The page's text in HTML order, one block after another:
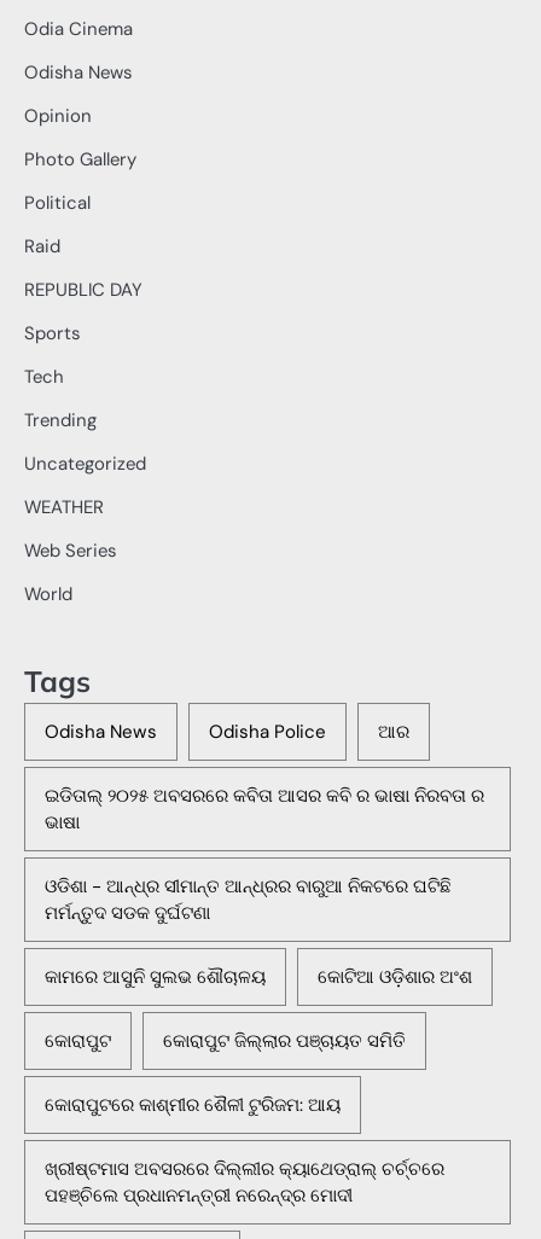
Odia Cinema
Odisha News
Opinion
Photo Gallery
Political
Raid
REPUBLIC DAY
Sports
Tech
Trending
Uncategorized
WEATHER
Web Series
World
Tags
Odisha News Odisha Police ଆର
ଇଡିତାଲ୍ ୨୦୨୫ ଅବସରରେ କବିତା ଆସର କବି ର ଭାଷା ନିରବତା ର
ଭାଷା
ଓଡିଶା - ଆନ୍ଧ୍ର ସୀମାନ୍ତ ଆନ୍ଧ୍ରର ବାରୁଆ ନିକଟରେ ଘଟିଛି
ମର୍ମନ୍ତୁଦ ସଡକ ଦୁର୍ଘଟଣା
କାମରେ ଆସୁନି ସୁଲଭ ଶୌଚାଳୟ କୋଟିଆ ଓଡ଼ିଶାର ଅଂଶ
କୋରାପୁଟ କୋରାପୁଟ ଜିଲ୍ଲାର ପଞ୍ଚାୟତ ସମିତି
କୋରାପୁଟରେ କାଶ୍ମୀର ଶୈଳୀ ଟୁରିଜମ: ଆୟ
ଖ୍ରୀଷ୍ଟମାସ ଅବସରରେ ଦିଲ୍ଲୀର କ୍ୟାଥେଡ୍ରାଲ୍ ଚର୍ଚ୍ଚରେ
ପହଞ୍ଚିଲେ ପ୍ରଧାନମନ୍ତ୍ରୀ ନରେନ୍ଦ୍ର ମୋଦୀ